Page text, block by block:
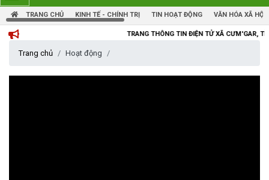
TRANG CHỦ KINH TẾ - CHÍNH TRỊ TIN HOẠT ĐỘNG VĂN HÓA XÃ HỘI
TRANG THÔNG TIN ĐIỆN TỬ XÃ CƯM'GAR, TỈNH ĐẮK LẮK
Trang chủ Hoạt động